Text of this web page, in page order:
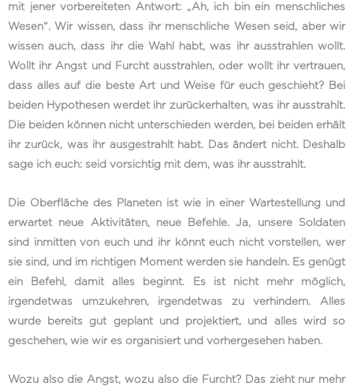
mit jener vorbereiteten Antwort: „Ah, ich bin ein menschliches
Wesen“. Wir wissen, dass ihr menschliche Wesen seid, aber wir
wissen auch, dass ihr die Wahl habt, was ihr ausstrahlen wollt.
Wollt ihr Angst und Furcht ausstrahlen, oder wollt ihr vertrauen,
dass alles auf die beste Art und Weise für euch geschieht? Bei
beiden Hypothesen werdet ihr zurückerhalten, was ihr ausstrahlt.
Die beiden können nicht unterschieden werden, bei beiden erhält
ihr zurück, was ihr ausgestrahlt habt. Das ändert nicht. Deshalb
sage ich euch: seid vorsichtig mit dem, was ihr ausstrahlt.
Die Oberfläche des Planeten ist wie in einer Wartestellung und
erwartet neue Aktivitäten, neue Befehle. Ja, unsere Soldaten
sind inmitten von euch und ihr könnt euch nicht vorstellen, wer
sie sind, und im richtigen Moment werden sie handeln. Es genügt
ein Befehl, damit alles beginnt. Es ist nicht mehr möglich,
irgendetwas umzukehren, irgendetwas zu verhindern. Alles
wurde bereits gut geplant und projektiert, und alles wird so
geschehen, wie wir es organisiert und vorhergesehen haben.
Wozu also die Angst, wozu also die Furcht? Das zieht nur mehr